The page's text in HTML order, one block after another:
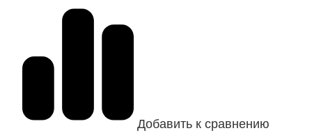
Добавить к сравнению